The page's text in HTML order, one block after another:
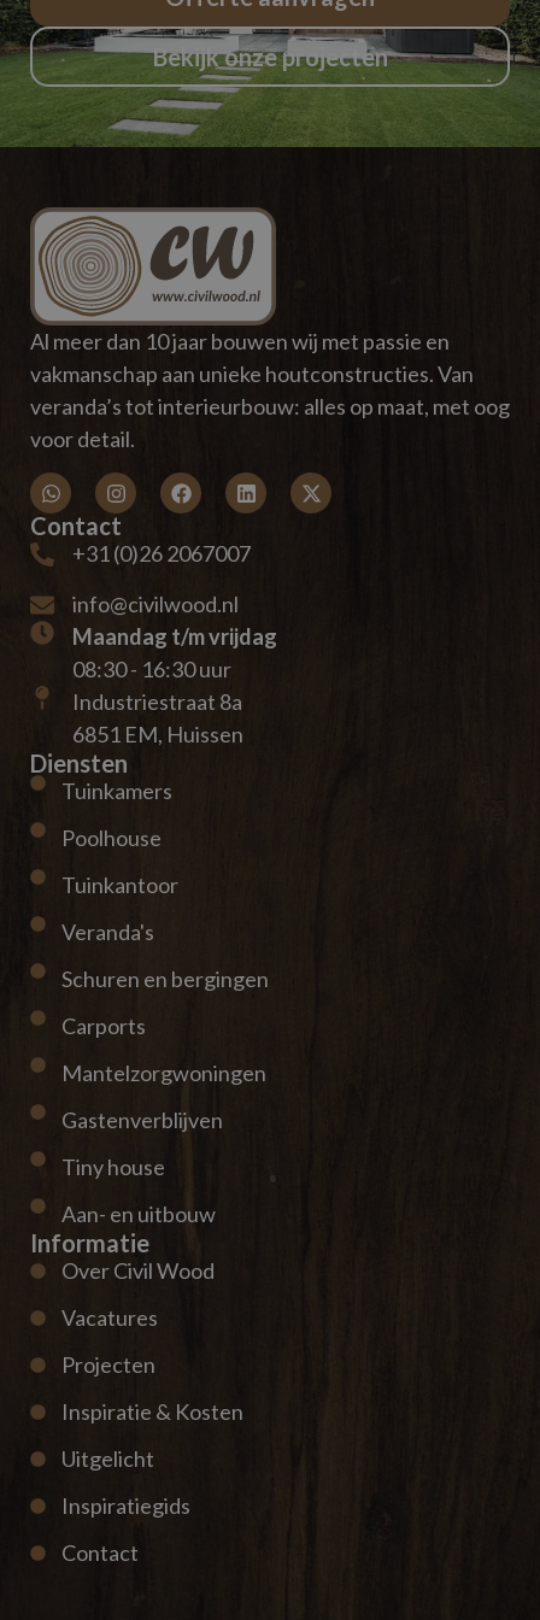
Bekijk onze projecten
Al meer dan 10 jaar bouwen wij met passie en
vakmanschap aan unieke houtconstructies. Van
veranda’s tot interieurbouw: alles op maat, met oog
voor detail.
Contact
+31 (0)26 2067007
info@civilwood.nl
Maandag t/m vrijdag
08:30 - 16:30 uur
Industriestraat 8a
6851 EM, Huissen
Diensten
Tuinkamers
Poolhouse
Tuinkantoor
Veranda's
Schuren en bergingen
Carports
Mantelzorgwoningen
Gastenverblijven
Tiny house
Aan- en uitbouw
Informatie
Over Civil Wood
Vacatures
Projecten
Inspiratie & Kosten
Uitgelicht
Inspiratiegids
Contact